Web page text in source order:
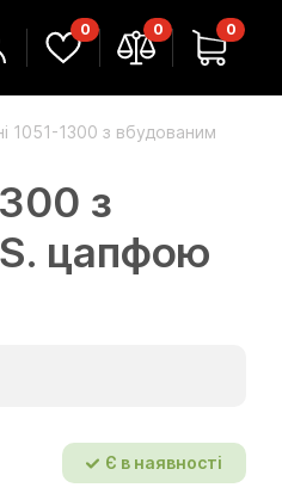
0 0 0
1051-1300 з вбудованим
з
цапфою
Є в наявності